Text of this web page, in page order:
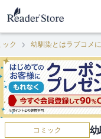
ック 幼馴染とはラブコメ
コミック 幼